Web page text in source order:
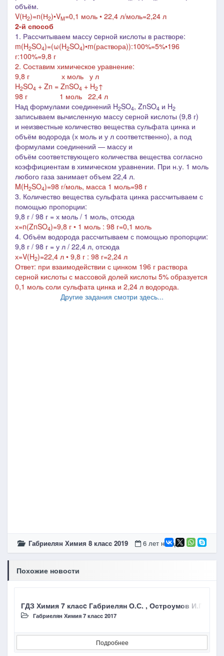
объём.
V(Н2)=n(Н2)•VM=0,1 моль • 22,4 л/моль=2,24 л
2-й способ
1. Рассчитываем массу cерной кислоты в растворе:
m(H2SO4)=(ω(H2SO4)•m(раствора)):100%=5%•196
г:100%=9,8 г
2. Составим химическое уравнение:
9,8 г х моль у л
H2SO4 + Zn = ZnSO4 + H2↑
98 г 1 моль 22,4 л
Над формулами соединений H2SO4, ZnSO4 и H2
записываем вычисленную массу серной кислоты (9,8 г)
и неизвестные количество вещества сульфата цинка и
объём водорода (х моль и у л соответственно), а под
формулами соединений ― массу и
объём соответствующего количества вещества согласно
коэффициентам в химическом уравнении. При н.у. 1 моль
любого газа занимает объем 22,4 л.
M(H2SO4)=98 г/моль, масса 1 моль=98 г
3. Количество вещества сульфата цинка рассчитываем с
помощью пропорции:
9,8 г / 98 г = х моль / 1 моль, отсюда
х=n(ZnSO4)=9,8 г • 1 моль : 98 г=0,1 моль
4. Объём водорода рассчитываем с помощью пропорции:
9,8 г / 98 г = у л / 22,4 л, отсюда
х=V(H2)=22,4 л • 9,8 г : 98 г=2,24 л
Ответ: при взаимодействии с цинком 196 г раствора
серной кислоты с массовой долей кислоты 5% образуется
0,1 моль соли сульфата цинка и 2,24 л водорода.
Другие задания смотри здесь...
Габриелян Химия 8 класc 2019 6 лет назад
Похожие новости
ГДЗ Химия 7 класc Габриелян О.С. , Остроумов И.Г.,
Габриелян Химия 7 класc 2017
Подробнее